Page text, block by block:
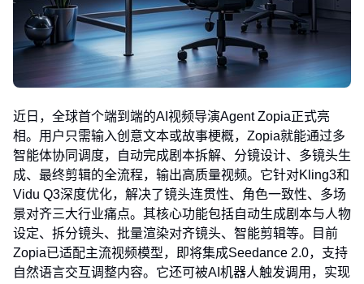
近日，全球首个端到端的AI视频导演Agent Zopia正式亮
相。用户只需输入创意文本或故事梗概，Zopia就能通过多
智能体协同调度，自动完成剧本拆解、分镜设计、多镜头生
成、最终剪辑的全流程，输出高质量视频。它针对Kling3和
Vidu Q3深度优化，解决了镜头连贯性、角色一致性、多场
景对齐三大行业痛点。其核心功能包括自动生成剧本与人物
设定、拆分镜头、批量渲染对齐镜头、智能剪辑等。目前
Zopia已适配主流视频模型，即将集成Seedance 2.0，支持
自然语言交互调整内容。它还可被AI机器人触发调用，实现